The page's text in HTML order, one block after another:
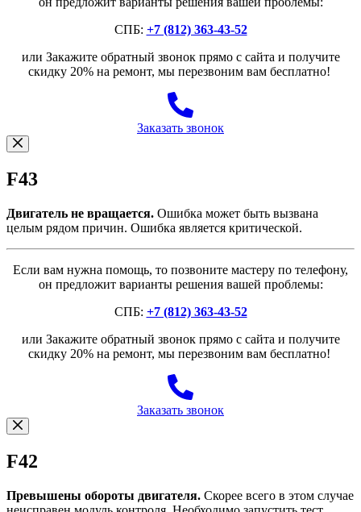
СПБ: +7 (812) 363-43-52
или Закажите обратный звонок прямо с сайта и получите
скидку 20% на ремонт, мы перезвоним вам бесплатно!
Заказать звонок
F43
Двигатель не вращается. Ошибка может быть вызвана
целым рядом причин. Ошибка является критической.
Если вам нужна помощь, то позвоните мастеру по телефону,
он предложит варианты решения вашей проблемы:
СПБ: +7 (812) 363-43-52
или Закажите обратный звонок прямо с сайта и получите
скидку 20% на ремонт, мы перезвоним вам бесплатно!
Заказать звонок
F42
Превышены обороты двигателя. Скорее всего в этом случае